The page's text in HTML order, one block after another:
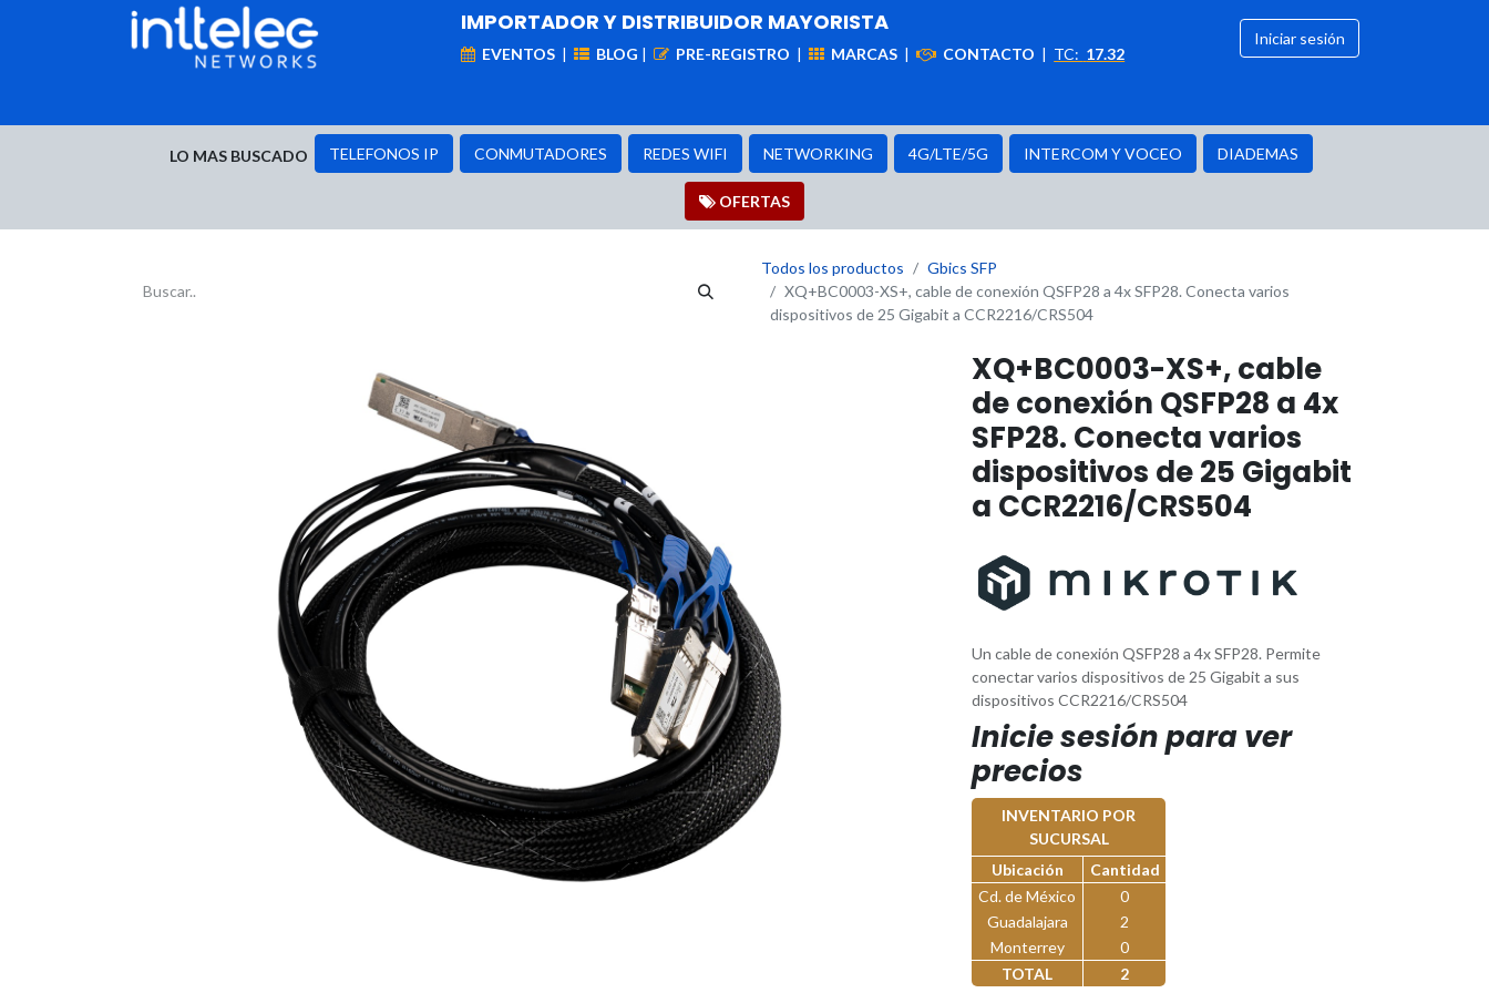
IMPORTADOR Y DISTRIBUIDOR MAYORISTA
EVENTOS | BLOG | PRE-REGISTRO | MARCAS | CONTACTO | TC: 17.32
Iniciar sesión
LO MAS BUSCADO TELEFONOS IP CONMUTADORES REDES WIFI NETWORKING 4G/LTE/5G INTERCOM Y VOCEO DIADEMAS
OFER​​​​TAS
Todos los productos
Gbics SFP
XQ+BC0003-XS+, cable de conexión QSFP28 a 4x SFP28. Conecta varios
dispositivos de 25 Gigabit a CCR2216/CRS504
XQ+BC0003-XS+, cable
de conexión QSFP28 a 4x
SFP28. Conecta varios
dispositivos de 25 Gigabit
a CCR2216/CRS504
Un cable de conexión QSFP28 a 4x SFP28. Permite
conectar varios dispositivos de 25 Gigabit a sus
dispositivos CCR2216/CRS504
Inicie sesión para ver
precios
INVENTARIO POR
SUCURSAL
Ubicación
Cantidad
Cd. de México
0
Guadalajara
2
Monterrey
0
TOTAL
2